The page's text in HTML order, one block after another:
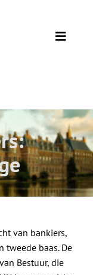
Toggle
van bankiers,
tweede baas. De
Bestuur, die